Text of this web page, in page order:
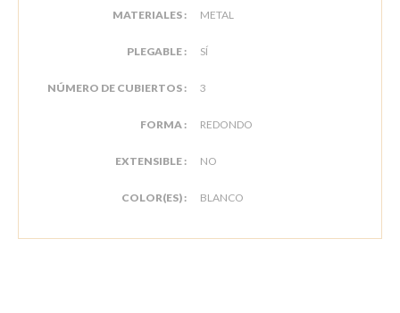
MATERIALES : METAL
PLEGABLE : SÍ
NÚMERO DE CUBIERTOS : 3
FORMA : REDONDO
EXTENSIBLE : NO
COLOR(ES) : BLANCO